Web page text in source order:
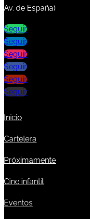
Av. de España)
Seguir
Seguir
Seguir
Seguir
Seguir
Seguir
Inicio
Cartelera
Próximamente
Cine infantil
Eventos